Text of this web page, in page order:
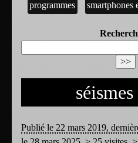
programmes smartphones
séismes
Publié le 22 mars 2019,